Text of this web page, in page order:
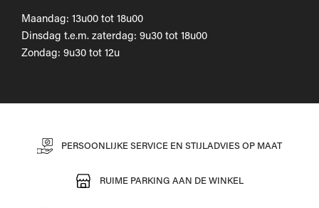
Maandag: 13u00 tot 18u00
Dinsdag t.e.m. zaterdag: 9u30 tot 18u00
Zondag: 9u30 tot 12u
PERSOONLIJKE SERVICE EN STIJLADVIES OP MAAT
RUIME PARKING AAN DE WINKEL